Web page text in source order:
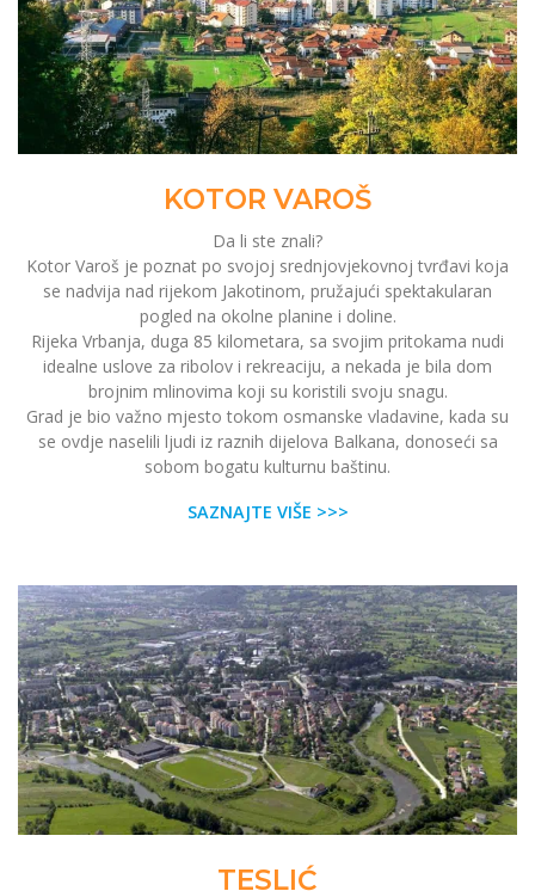
KOTOR VAROŠ
Da li ste znali?
Kotor Varoš je poznat po svojoj srednjovjekovnoj tvrđavi koja
se nadvija nad rijekom Jakotinom, pružajući spektakularan
pogled na okolne planine i doline.
Rijeka Vrbanja, duga 85 kilometara, sa svojim pritokama nudi
idealne uslove za ribolov i rekreaciju, a nekada je bila dom
brojnim mlinovima koji su koristili svoju snagu.
Grad je bio važno mjesto tokom osmanske vladavine, kada su
se ovdje naselili ljudi iz raznih dijelova Balkana, donoseći sa
sobom bogatu kulturnu baštinu.
SAZNAJTE VIŠE >>>
TESLIĆ